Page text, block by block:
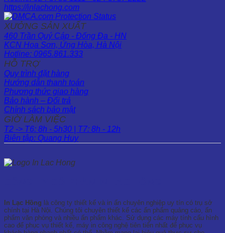
https://inlachong.com
XƯỞNG SẢN XUẤT
460 Trần Quý Cáp - Đống Đa - HN
KCN Hoa Sơn, Ứng Hòa, Hà Nội
Hotline: 0965.861.333
HỖ TRỢ
Quy trình đặt hàng
Hướng dẫn thanh toán
Phương thức giao hàng
Bảo hành – Đổi trả
Chính sách bảo mật
GIỜ LÀM VIỆC
T2 -> T6: 8h - 5h30 | T7: 8h - 12h
Biên tập: Quang Huy
In Lạc Hồng là công ty thiết kế và in ấn chuyên nghiệp uy tín có trụ sở
chính tại Hà Nội. Chúng tôi chuyên thiết kế các ấn phẩm quảng cáo, ấn
phẩm văn phòng và nhiều ấn phẩm khác. Sử dụng các máy tính cấu hình
cao để phục vụ thiết kế, máy in công nghệ tiên tiến nhất để phục vụ